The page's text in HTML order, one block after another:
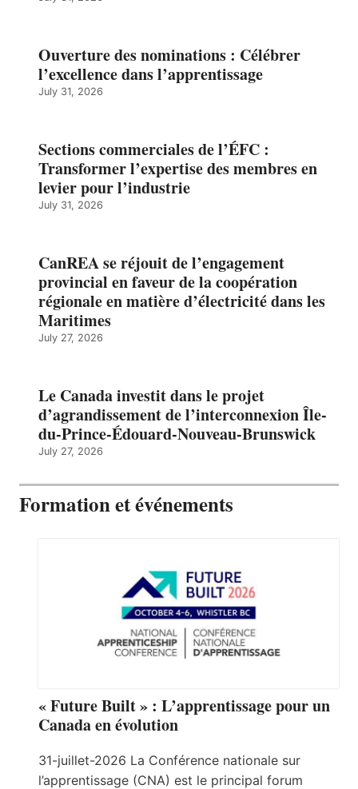
Ouverture des nominations : Célébrer
l’excellence dans l’apprentissage
July 31, 2026
Sections commerciales de l’ÉFC :
Transformer l’expertise des membres en
levier pour l’industrie
July 31, 2026
CanREA se réjouit de l’engagement
provincial en faveur de la coopération
régionale en matière d’électricité dans les
Maritimes
July 27, 2026
Le Canada investit dans le projet
d’agrandissement de l’interconnexion Île-
du-Prince-Édouard-Nouveau-Brunswick
July 27, 2026
Formation et événements
« Future Built » : L’apprentissage pour un
Canada en évolution
31-juillet-2026 La Conférence nationale sur
l’apprentissage (CNA) est le principal forum